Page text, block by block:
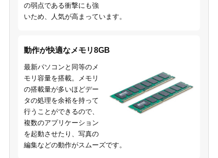
の弱点である衝撃にも強
いため、人気が高まっています。
動作が快適なメモリ8GB
最新パソコンと同等のメ
モリ容量を搭載。メモリ
の搭載量が多いほどデー
タの処理を余裕を持って
行うことができるので、
複数のアプリケーション
を起動させたり、写真の
編集などの動作がスムーズです。